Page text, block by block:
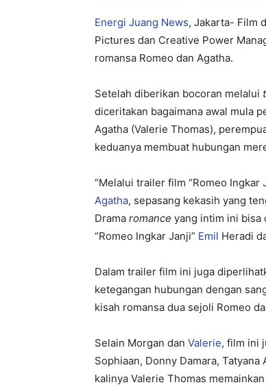
Energi Juang News, Jakarta- Film
Pictures dan Creative Power
romansa Romeo dan Agatha.
Setelah diberikan bocoran melalui
diceritakan bagaimana awal mula
Agatha (Valerie Thomas),
keduanya membuat hubungan
“Melalui trailer film “Romeo Ingkar
Agatha, sepasang kekasih yang
Drama romance yang intim ini bisa
“Romeo Ingkar Janji” Emil Heradi
Dalam trailer film ini juga
ketegangan hubungan dengan
kisah romansa dua sejoli Romeo
Selain Morgan dan Valerie, film ini
Sophiaan, Donny Damara,
kalinya Valerie Thomas